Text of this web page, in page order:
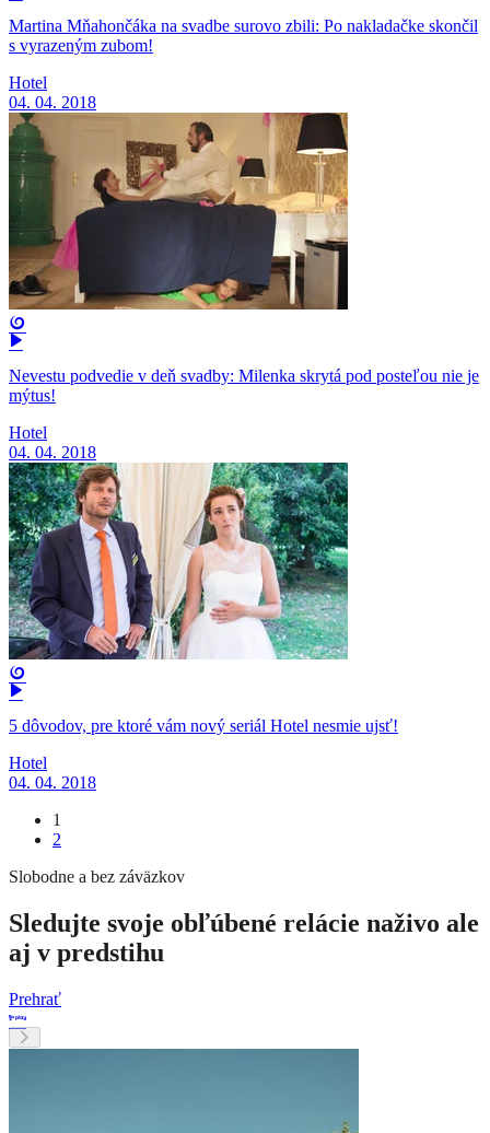
Martina Mňahončáka na svadbe surovo zbili: Po nakladačke skončil
s vyrazeným zubom!
Hotel
04. 04. 2018
Nevestu podvedie v deň svadby: Milenka skrytá pod posteľou nie je
mýtus!
Hotel
04. 04. 2018
5 dôvodov, pre ktoré vám nový seriál Hotel nesmie ujsť!
Hotel
04. 04. 2018
1
2
Slobodne a bez záväzkov
Sledujte svoje obľúbené relácie naživo ale
aj v predstihu
Prehrať